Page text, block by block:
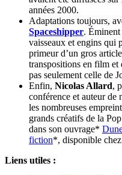
années 2000.
Adaptations toujours,
Spaceshipper. Éminent
vaisseaux et engins qui
primeur d’un gros
transpositions en film
pas seulement celle de
Enfin, Nicolas Allard,
conférence et auteur de
les nombreuses
grands créatifs de la
dans son ouvrage*
fiction*, disponible
Liens utiles :